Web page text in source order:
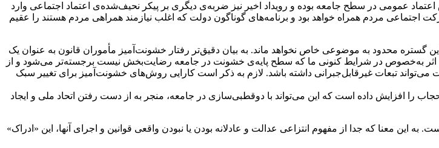
عمومی در سطح جامعه بوده و رویداد اخیر نیز ضربه‌ی دیگری بر پیکر نحیف‌شده‌ی اعتماد اجتماعی وارد
اجتماعی مردم همراه خواهد بود و برنامه‌های گوناگون دولت که اغلب نیازمند همراهی مردم هستند را عقیم
محدود به موضوعی خاص نخواهد ماند. به بیان دقیق‌تر رفتار خشونت‌آمیز مأموران قانون به عنوان یک
اثر به‌خصوص در شرایط کنونی ما که سطح پایه‌ی خشونت در جامعه رضایت‌بخش نیست برجسته‌تر می‌شود و از
تبعات غیرقابل‌جبرانی داشته باشد. لازم به ذکر است کارایی روش‌های خشونت‌آمیز برای تغییر سبک
افزایش داده است که این می‌تواند با دوقطبی‌سازی در جامعه، منجر به از دست رفتن اتحاد ملی و ایجاد
این معنا که جدا از مفهوم انتزاعی عدالت و عادلانه بودن یا نبودن واقعی قوانین و اجرای آنها، این «ادراک»